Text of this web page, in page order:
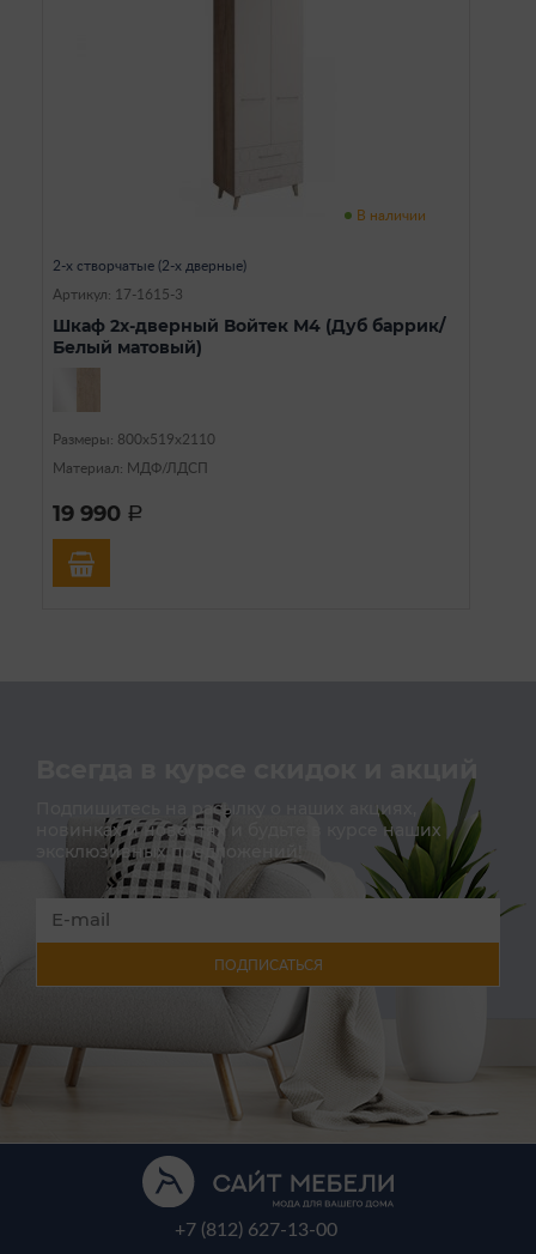
В наличии
2-х створчатые (2-х дверные)
Артикул: 17-1615-3
Шкаф 2х-дверный Войтек М4 (Дуб баррик/
Белый матовый)
Размеры: 800х519х2110
Материал: МДФ/ЛДСП
19 990 a
Всегда в курсе скидок и акций
Подпишитесь на расылку о наших акциях,
новинках и новостях и будьте в курсе наших
эксклюзивных предложений!
ПОДПИСАТЬСЯ
+7 (812) 627-13-00